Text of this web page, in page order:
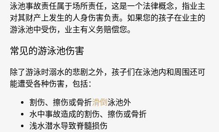
泳池事故责任属于场所责任，这是一个法律概念，指业主
对其财产上发生的人身伤害负责。如果您的孩子在业主的
游泳池中受伤，业主有义务赔偿您。
常见的游泳池伤害
除了游泳时溺水的悲剧之外，孩子们在泳池内和周围还可
能遭受各种伤害，包括：
割伤、擦伤或骨折滑倒泳池外
水中事故造成的割伤、擦伤或骨折
浅水潜水导致脊髓损伤